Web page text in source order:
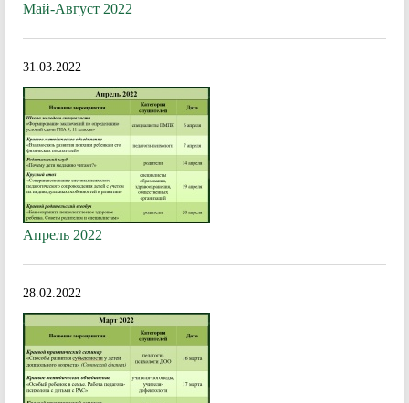
Май-Август 2022
31.03.2022
Апрель 2022
28.02.2022